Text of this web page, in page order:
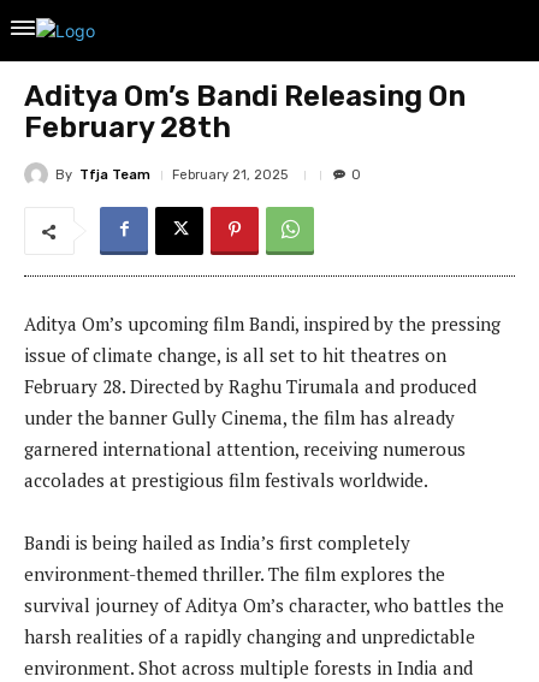
Aditya Om’s Bandi Releasing On
February 28th
By Tfja Team February 21, 2025 0
Aditya Om’s upcoming film Bandi, inspired by the pressing
issue of climate change, is all set to hit theatres on
February 28. Directed by Raghu Tirumala and produced
under the banner Gully Cinema, the film has already
garnered international attention, receiving numerous
accolades at prestigious film festivals worldwide.
Bandi is being hailed as India’s first completely
environment-themed thriller. The film explores the
survival journey of Aditya Om’s character, who battles the
harsh realities of a rapidly changing and unpredictable
environment. Shot across multiple forests in India and